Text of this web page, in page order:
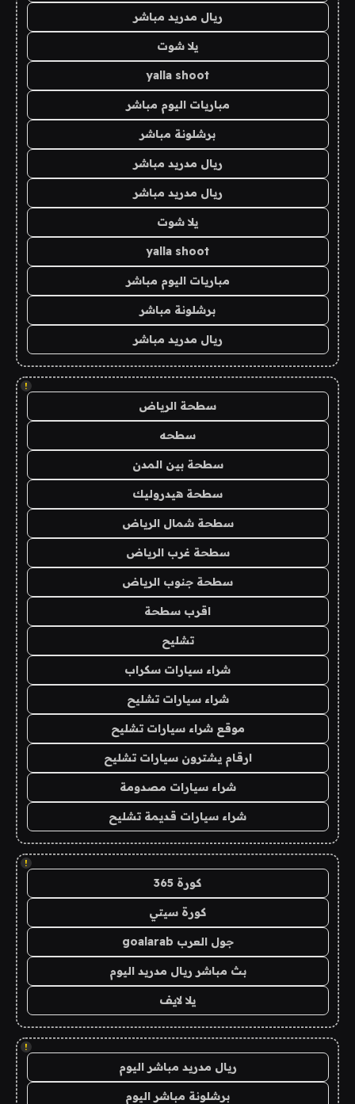
ريال مدريد مباشر
يلا شوت
yalla shoot
مباريات اليوم مباشر
برشلونة مباشر
ريال مدريد مباشر
ريال مدريد مباشر
يلا شوت
yalla shoot
مباريات اليوم مباشر
برشلونة مباشر
ريال مدريد مباشر
!
سطحة الرياض
سطحه
سطحة بين المدن
سطحة هيدروليك
سطحة شمال الرياض
سطحة غرب الرياض
سطحة جنوب الرياض
اقرب سطحة
تشليح
شراء سيارات سكراب
شراء سيارات تشليح
موقع شراء سيارات تشليح
ارقام يشترون سيارات تشليح
شراء سيارات مصدومة
شراء سيارات قديمة تشليح
!
كورة 365
كورة سيتي
جول العرب goalarab
بث مباشر ريال مدريد اليوم
يلا لايف
!
ريال مدريد مباشر اليوم
برشلونة مباشر اليوم